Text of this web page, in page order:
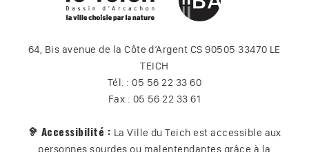
64, Bis avenue de la Côte d’Argent CS 90505 33470 LE
TEICH
Tél. : 05 56 22 33 60
Fax : 05 56 22 33 61
🦻 Accessibilité : La Ville du Teich est accessible aux
personnes sourdes ou malentendantes grâce à la